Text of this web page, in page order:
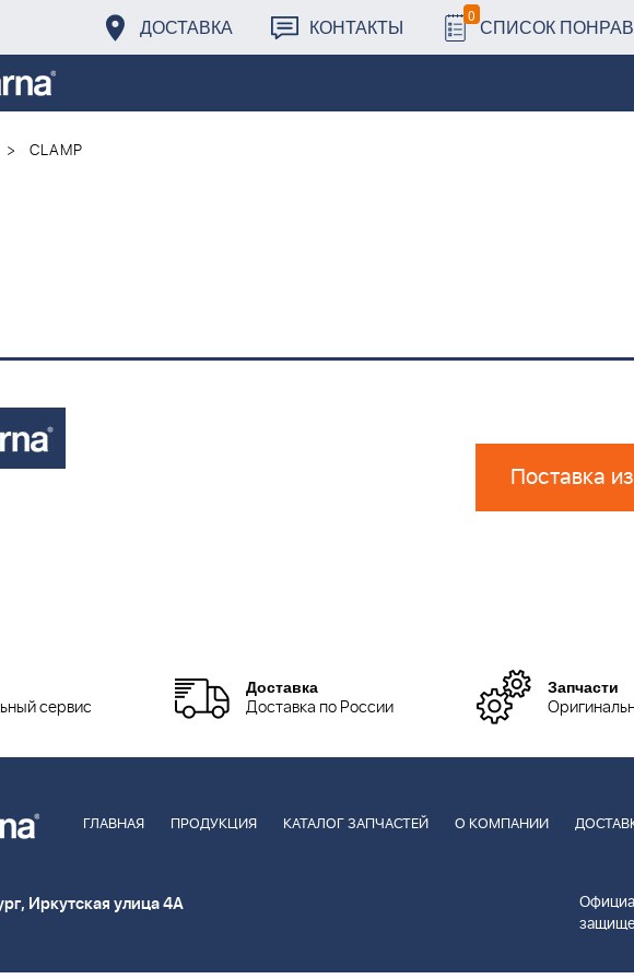
ДОСТАВКА КОНТАКТЫ 0 СПИСОК
CLAMP
Поставка
сервис
Доставка
Доставка по России
Запчасти
ГЛАВНАЯ ПРОДУКЦИЯ КАТАЛОГ ЗАПЧАСТЕЙ О КОМПАНИИ
Иркутская улица 4А